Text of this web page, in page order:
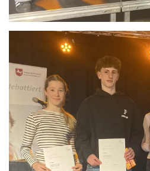
Anschauen....